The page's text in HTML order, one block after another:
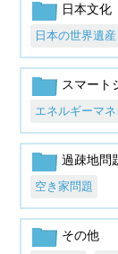
日本文化
日本の世界遺産
スマート
エネルギーマネ
過疎地問
空き家問題
その他